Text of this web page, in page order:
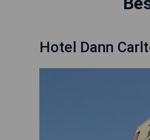
Hotel Dann